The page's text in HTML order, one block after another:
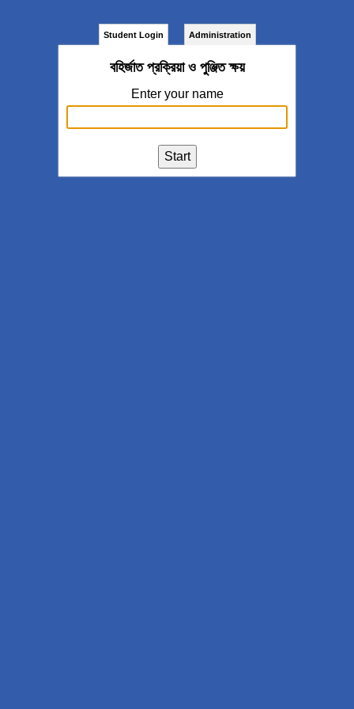
Student Login Administration
বহির্জাত প্রক্রিয়া ও পুঞ্জিত ক্ষয়
Enter your name